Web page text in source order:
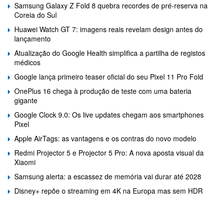
Samsung Galaxy Z Fold 8 quebra recordes de pré-reserva na
Coreia do Sul
Huawei Watch GT 7: imagens reais revelam design antes do
lançamento
Atualização do Google Health simplifica a partilha de registos
médicos
Google lança primeiro teaser oficial do seu Pixel 11 Pro Fold
OnePlus 16 chega à produção de teste com uma bateria
gigante
Google Clock 9.0: Os live updates chegam aos smartphones
Pixel
Apple AirTags: as vantagens e os contras do novo modelo
Redmi Projector 5 e Projector 5 Pro: A nova aposta visual da
Xiaomi
Samsung alerta: a escassez de memória vai durar até 2028
Disney+ repõe o streaming em 4K na Europa mas sem HDR